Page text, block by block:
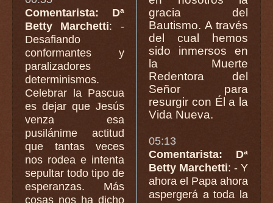
Comentarista: Dª
Betty Marchetti: -
Desafiando
conformantes y
paralizadores
determinismos.
Celebrar la Pascua
es dejar que Jesús
venza esa
pusilánime actitud
que tantas veces
nos rodea e intenta
sepultar todo tipo de
esperanzas. Más
cosas nos ha dicho
gracia del
Bautismo. A través
del cual hemos
sido inmersos en
la Muerte
Redentora del
Señor para
resurgir con Él a la
Vida Nueva.
05:13
Comentarista: Dª
Betty Marchetti: - Y
ahora el Papa ahora
aspergerá a toda la